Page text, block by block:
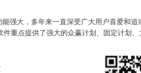
强大，多年来一直深受广大用户喜爱和追
重点提供了强大的众赢计划、固定计划、